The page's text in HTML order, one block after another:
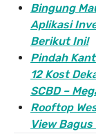
Bingung
Aplikasi
Berikut Ini!
Pindah
12 Kost
SCBD –
Rooftop
View